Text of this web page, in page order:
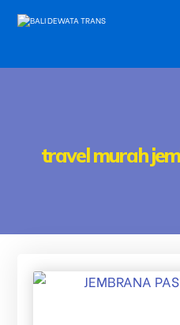
travel murah